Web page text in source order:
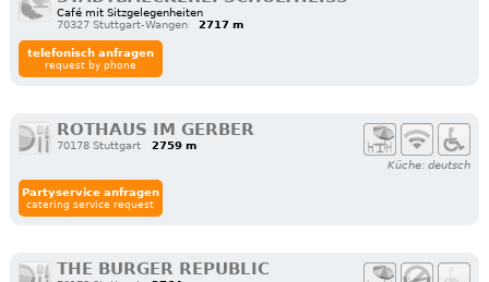
Café mit Sitzgelegenheiten
70327 Stuttgart-Wangen
2717 m
telefonisch anfragen
request by phone
ROTHAUS IM GERBER
70178 Stuttgart
2759 m
Küche: deutsch
Partyservice anfragen
catering service request
THE BURGER REPUBLIC